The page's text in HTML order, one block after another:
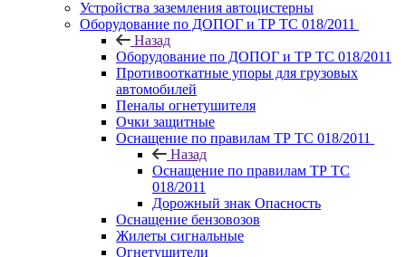
Устройства заземления автоцистерны
Оборудование по ДОПОГ и ТР ТС 018/2011
Назад
Оборудование по ДОПОГ и ТР ТС 018/2011
Противооткатные упоры для грузовых
автомобилей
Пеналы огнетушителя
Очки защитные
Оснащение по правилам ТР ТС 018/2011
Назад
Оснащение по правилам ТР ТС
018/2011
Дорожный знак Опасность
Оснащение бензовозов
Жилеты сигнальные
Огнетушители